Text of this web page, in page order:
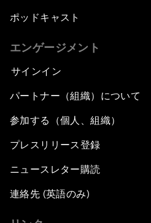
ポッドキャスト
エンゲージメント
サインイン
パートナー（組織）について
参加する（個人、組織）
プレスリリース登録
ニュースレター購読
連絡先 (英語のみ)